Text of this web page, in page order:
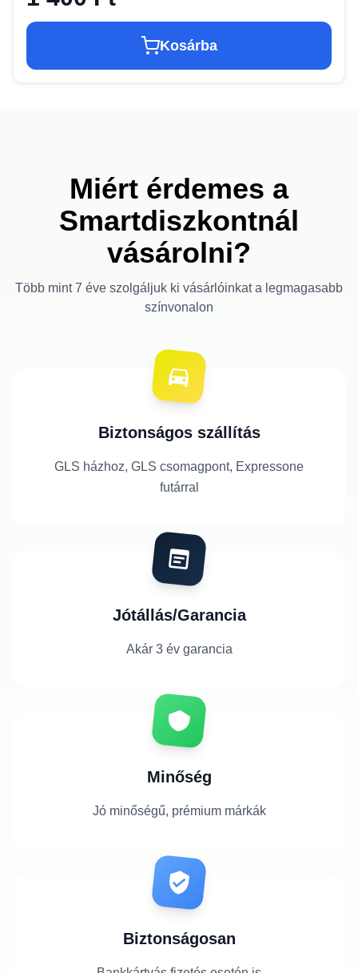
Kosárba
Miért érdemes a
Smartdiszkontnál
vásárolni?
Több mint 7 éve szolgáljuk ki vásárlóinkat a legmagasabb
színvonalon
Biztonságos szállítás
GLS házhoz, GLS csomagpont, Expressone
futárral
Jótállás/Garancia
Akár 3 év garancia
Minőség
Jó minőségű, prémium márkák
Biztonságosan